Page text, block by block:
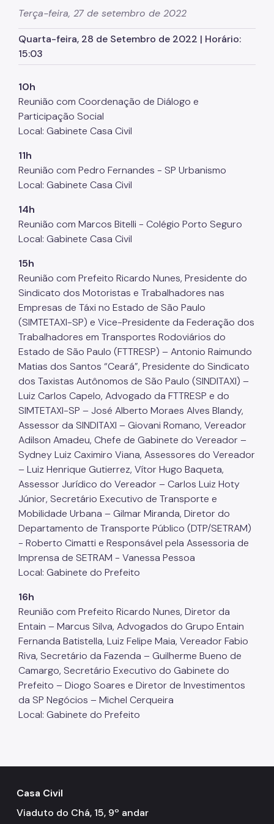
Atas do COMAP
Proteção de Dados Pessoais e Privacidade
Terça-feira, 27 de setembro de 2022
Quarta-feira, 28 de Setembro de 2022 | Horário:
15:03
10h
Reunião com Coordenação de Diálogo e
Participação Social
Local: Gabinete Casa Civil
11h
Reunião com Pedro Fernandes - SP Urbanismo
Local: Gabinete Casa Civil
14h
Reunião com Marcos Bitelli - Colégio Porto Seguro
Local: Gabinete Casa Civil
15h
Reunião com Prefeito Ricardo Nunes, Presidente do
Sindicato dos Motoristas e Trabalhadores nas
Empresas de Táxi no Estado de São Paulo
(SIMTETAXI-SP) e Vice-Presidente da Federação dos
Trabalhadores em Transportes Rodoviários do
Estado de São Paulo (FTTRESP) – Antonio Raimundo
Matias dos Santos “Ceará”, Presidente do Sindicato
dos Taxistas Autônomos de São Paulo (SINDITAXI) –
Luiz Carlos Capelo, Advogado da FTTRESP e do
SIMTETAXI-SP – José Alberto Moraes Alves Blandy,
Assessor da SINDITAXI – Giovani Romano, Vereador
Adilson Amadeu, Chefe de Gabinete do Vereador –
Sydney Luiz Caximiro Viana, Assessores do Vereador
– Luiz Henrique Gutierrez, Vítor Hugo Baqueta,
Assessor Jurídico do Vereador – Carlos Luiz Hoty
Júnior, Secretário Executivo de Transporte e
Mobilidade Urbana – Gilmar Miranda, Diretor do
Departamento de Transporte Público (DTP/SETRAM)
- Roberto Cimatti e Responsável pela Assessoria de
Imprensa de SETRAM - Vanessa Pessoa
Local: Gabinete do Prefeito
16h
Reunião com Prefeito Ricardo Nunes, Diretor da
Entain – Marcus Silva, Advogados do Grupo Entain
Fernanda Batistella, Luiz Felipe Maia, Vereador Fabio
Riva, Secretário da Fazenda – Guilherme Bueno de
Camargo, Secretário Executivo do Gabinete do
Prefeito – Diogo Soares e Diretor de Investimentos
da SP Negócios – Michel Cerqueira
Local: Gabinete do Prefeito
Casa Civil
Viaduto do Chá, 15, 9º andar